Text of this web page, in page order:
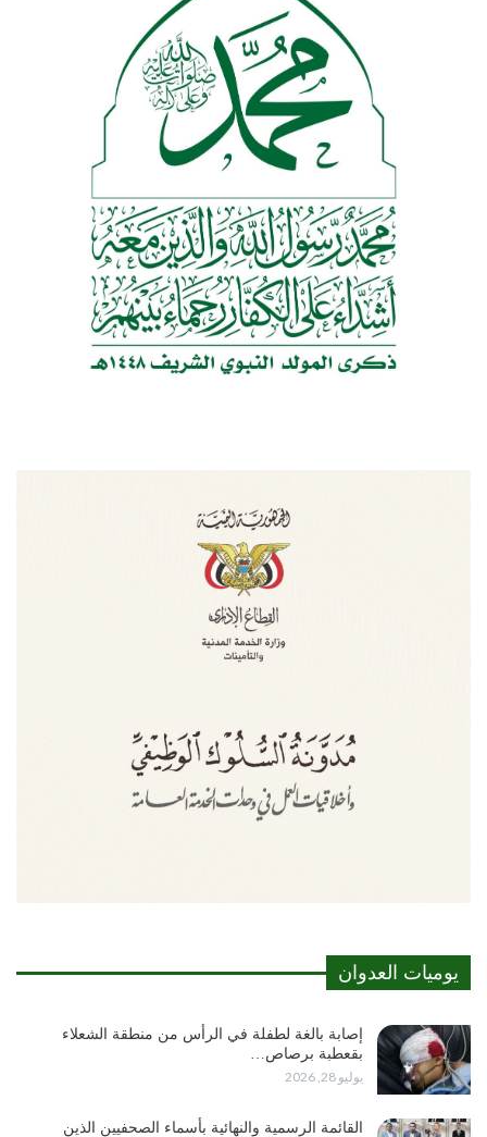
يوميات العدوان
إصابة بالغة لطفلة في الرأس من منطقة الشعلاء
بقعطبة برصاص…
يوليو 28, 2026
القائمة الرسمية والنهائية بأسماء الصحفيين الذين